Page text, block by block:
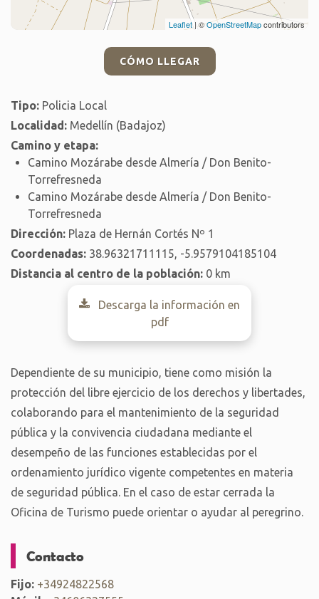
Leaflet | ©OpenStreetMapcontributors
CÓMO LLEGAR
Tipo: Policia Local
Localidad: Medellín (Badajoz)
Camino y etapa:
Camino Mozárabe desde Almería / Don Benito-
Torrefresneda
Camino Mozárabe desde Almería / Don Benito-
Torrefresneda
Dirección: Plaza de Hernán Cortés Nº 1
Coordenadas: 38.96321711115, -5.9579104185104
Distancia al centro de la población: 0 km
Descarga la información en
pdf
Dependiente de su municipio, tiene como misión la
protección del libre ejercicio de los derechos y libertades,
colaborando para el mantenimiento de la seguridad
pública y la convivencia ciudadana mediante el
desempeño de las funciones establecidas por el
ordenamiento jurídico vigente competentes en materia
de seguridad pública. En el caso de estar cerrada la
Oficina de Turismo puede orientar o ayudar al peregrino.
Contacto
Fijo: +34924822568